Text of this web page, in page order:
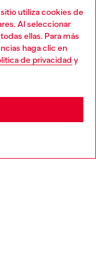
utiliza cookies de
Al seleccionar
ellas. Para más
haga clic en
de privacidad y
but it seems you